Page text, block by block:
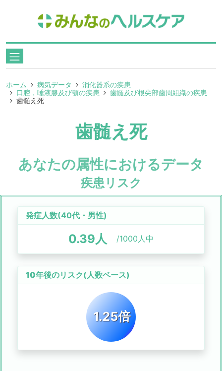
ホーム 病気データ
消化器系の疾患
口腔，唾液腺及び顎の疾患
歯髄及び根尖部歯周組織の疾患
歯髄え死
歯髄え死
あなたの属性におけるデータ
疾患リスク
発症人数(40代 ・ 男性)
0.39人 /1000人中
10年後のリスク(人数ベース)
1.25倍